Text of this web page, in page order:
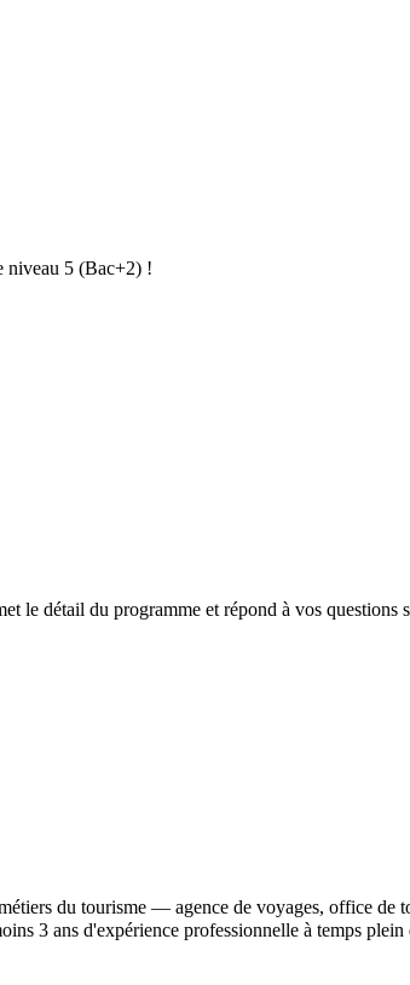
niveau 5 (Bac+2) !
le détail du programme et répond à vos questions
du tourisme — agence de voyages, office
3 ans d'expérience professionnelle à temps